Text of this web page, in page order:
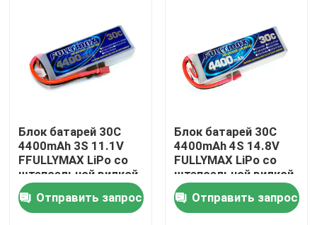
контактные данные
Электрическая авиационная батарея
Батарея трутня UAV
Блок батарей 30C
4400mAh 3S 11.1V
FFULLYMAX LiPo со
штепсельной вилкой
t для автомобилей
RC, воздушных судн
RC, вертолетов RC,
Отправить запрос
Блок батарей 30C
4400mAh 4S 14.8V
FULLYMAX LiPo со
штепсельной вилкой
t для автомобилей
RC, воздушных судн
RC, RC Heli
Отправить запрос